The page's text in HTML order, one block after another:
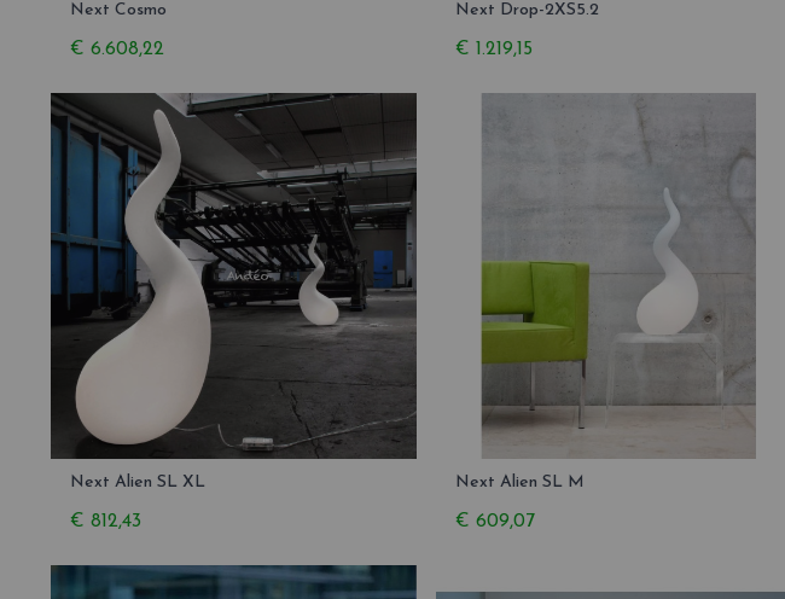
Next Cosmo
€ 6.608,22
Next Drop-2XS5.2
€ 1.219,15
Next Alien SL XL
€ 812,43
Next Alien SL M
€ 609,07